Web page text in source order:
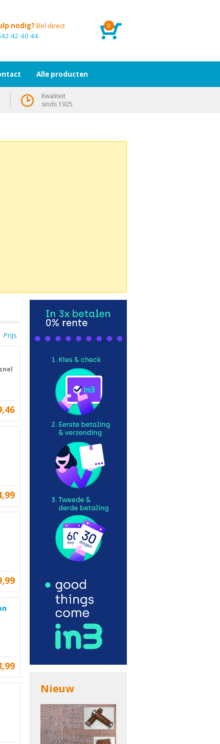
0
nodig? Bel direct
42 40 44
Prijs
Nieuw
Alle producten
Kwaliteit
sinds 1925